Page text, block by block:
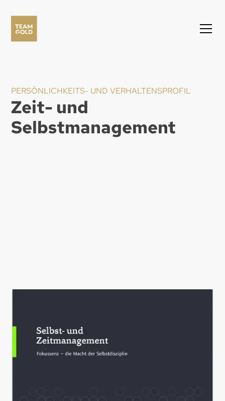
PERSÖNLICHKEITS- UND VERHALTENSPROFIL
Zeit- und
Selbstmanagement